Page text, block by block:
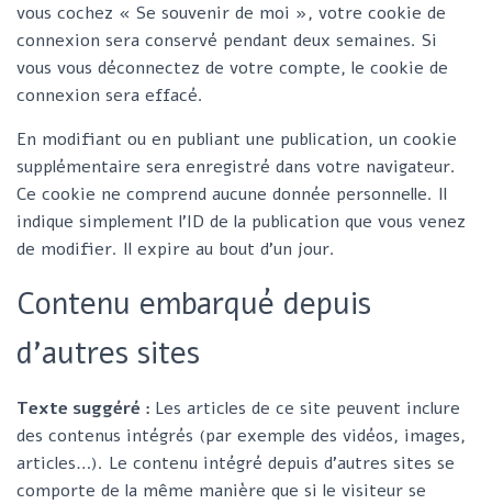
vous cochez « Se souvenir de moi », votre cookie de
connexion sera conservé pendant deux semaines. Si
vous vous déconnectez de votre compte, le cookie de
connexion sera effacé.
En modifiant ou en publiant une publication, un cookie
supplémentaire sera enregistré dans votre navigateur.
Ce cookie ne comprend aucune donnée personnelle. Il
indique simplement l’ID de la publication que vous venez
de modifier. Il expire au bout d’un jour.
Contenu embarqué depuis
d’autres sites
Texte suggéré : Les articles de ce site peuvent inclure
des contenus intégrés (par exemple des vidéos, images,
articles…). Le contenu intégré depuis d’autres sites se
comporte de la même manière que si le visiteur se